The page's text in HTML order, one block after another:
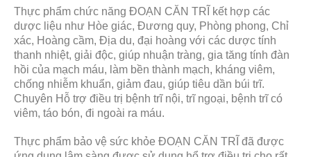
Thực phẩm chức năng ĐOẠN CĂN TRĨ kết hợp các
dược liệu như Hòe giác, Đương quy, Phòng phong, Chỉ
xác, Hoàng cầm, Địa du, đại hoàng với các dược tính
thanh nhiệt, giải độc, giúp nhuận tràng, gia tăng tính đàn
hồi của mạch máu, làm bền thành mạch, kháng viêm,
chống nhiễm khuẩn, giảm đau, giúp tiêu dần búi trĩ.
Chuyên Hỗ trợ điều trị bệnh trĩ nội, trĩ ngoại, bệnh trĩ có
viêm, táo bón, đi ngoài ra máu.
Thực phẩm bảo vệ sức khỏe ĐOẠN CĂN TRĨ đã được